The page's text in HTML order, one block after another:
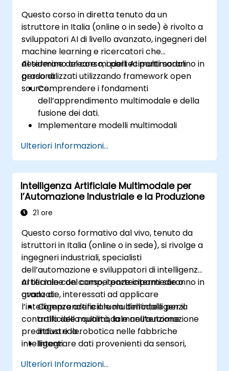
Questo corso in diretta tenuto da un
istruttore in Italia (online o in sede) è rivolto a
sviluppatori AI di livello avanzato, ingegneri del
machine learning e ricercatori che
desiderano creare modelli AI multimodali
personalizzati utilizzando framework open
source.
Al termine del corso, i partecipanti saranno in
grado di:
Comprendere i fondamenti
dell’apprendimento multimodale e della
fusione dei dati.
Implementare modelli multimodali
Face e PyTorch.
Ottimizzare e regolare i modelli per
l’integrazione di testo, immagini e audio.
Distribuire modelli AI multimodali in
contesti applicativi reali.
Ulteriori Informazioni...
Intelligenza Artificiale Multimodale per
l’Automazione Industriale e la Produzione
21 ore
Questo corso formativo dal vivo, tenuto da
istruttori in Italia (online o in sede), si rivolge a
ingegneri industriali, specialisti
dell’automazione e sviluppatori di intelligenza
artificiale con competenze intermedie o
avanzate, interessati ad applicare
l’intelligenza artificiale multimodale per il
controllo della qualità, la manutenzione
predittiva e la robotica nelle fabbriche
intelligenti.
Al termine del corso, i partecipanti saranno in
grado di:
Comprendere il ruolo dell’intelligenza
artificiale multimodale nell’automazione
industriale.
Integrare dati provenienti da sensori,
monitoraggio in tempo reale per le
Ulteriori Informazioni...